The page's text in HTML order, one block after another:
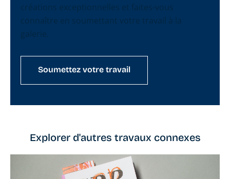
créations exceptionnelles et faites-vous
connaître en soumettant votre travail à la
galerie.
Soumettez votre travail
Explorer d'autres travaux connexes